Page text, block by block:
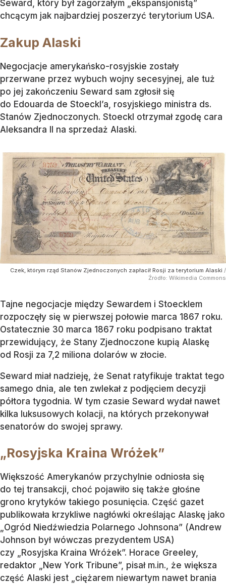
Seward, który był zagorzałym „ekspansjonistą”
chcącym jak najbardziej poszerzyć terytorium USA.
Zakup Alaski
Negocjacje amerykańsko-rosyjskie zostały
przerwane przez wybuch wojny secesyjnej, ale tuż
po jej zakończeniu Seward sam zgłosił się
do Edouarda de Stoeckl’a, rosyjskiego ministra ds.
Stanów Zjednoczonych. Stoeckl otrzymał zgodę cara
Aleksandra II na sprzedaż Alaski.
Czek, którym rząd Stanów Zjednoczonych zapłacił Rosji za terytorium Alaski /
Źródło: Wikimedia Commons
Tajne negocjacje między Sewardem i Stoecklem
rozpoczęły się w pierwszej połowie marca 1867 roku.
Ostatecznie 30 marca 1867 roku podpisano traktat
przewidujący, że Stany Zjednoczone kupią Alaskę
od Rosji za 7,2 miliona dolarów w złocie.
Seward miał nadzieję, że Senat ratyfikuje traktat tego
samego dnia, ale ten zwlekał z podjęciem decyzji
półtora tygodnia. W tym czasie Seward wydał nawet
kilka luksusowych kolacji, na których przekonywał
senatorów do swojej sprawy.
„Rosyjska Kraina Wróżek”
Większość Amerykanów przychylnie odniosła się
do tej transakcji, choć pojawiło się także głośne
grono krytyków takiego posunięcia. Część gazet
publikowała krzykliwe nagłówki określając Alaskę jako
„Ogród Niedźwiedzia Polarnego Johnsona” (Andrew
Johnson był wówczas prezydentem USA)
czy „Rosyjska Kraina Wróżek”. Horace Greeley,
redaktor „New York Tribune”, pisał m.in., że większa
część Alaski jest „ciężarem niewartym nawet brania